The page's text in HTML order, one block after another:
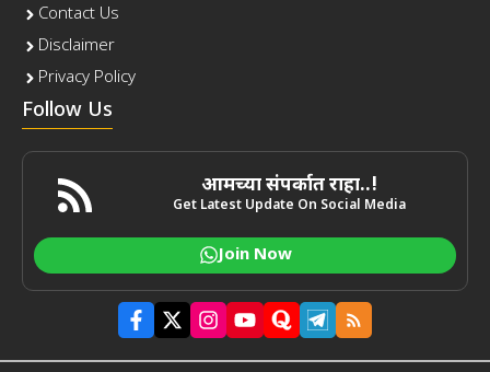
Contact Us
Disclaimer
Privacy Policy
Follow Us
आमच्या संपर्कात राहा..!
Get Latest Update On Social Media
Join Now